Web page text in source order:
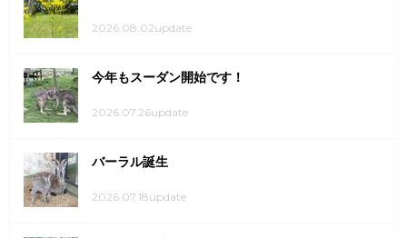
2026.08.02update
今年もスーダン開始です！
2026.07.26update
バーラル誕生
2026.07.18update